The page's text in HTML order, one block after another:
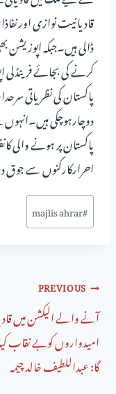
قادیانیت نوازی
ڈالی ہیں۔جبکہ
کرنے کی بجائے
پاکستان کی نظریاتی
دوچارہوچکی
پاکستان پر ہونے والی
احرارکارکنوں سے
#
majlis ahrar
PREVIOUS
آنے والے الیکشن میں
امیدواروں کوبے نقاب
گا: عبداللطیف خالد چیمہ